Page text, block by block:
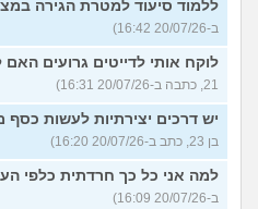
ללמוד סיעוד למטרת הגירה
ב-20/07/26 16:42)
לוקח אותי לדייטים גרועים
21, כתבה ב-20/07/26 16:31)
יש דרכים יצירתיות לעשות
בן 23, כתב ב-20/07/26 16:20)
למה אני כל כך חרדתית כלפי
ב-20/07/26 16:09)